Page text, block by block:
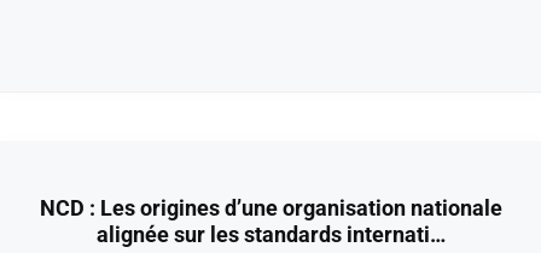
NCD : Les origines d’une organisation nationale
alignée sur les standards internati…